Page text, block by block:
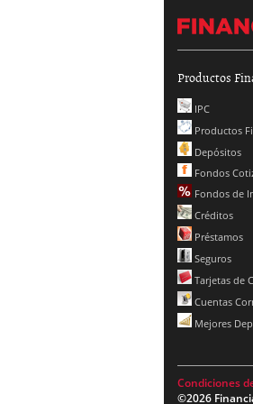
Productos
IPC
Productos
Depósitos
Fondos
Fondos de
Créditos
Préstamos
Seguros
Tarjetas de
Cuentas
Mejores
Condiciones
©2026